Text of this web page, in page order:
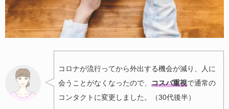
コロナが流行ってから外出する機会が減り、人に
会うことがなくなったので、 コスパ重視で通常の
コンタクトに変更しました。（30代後半）